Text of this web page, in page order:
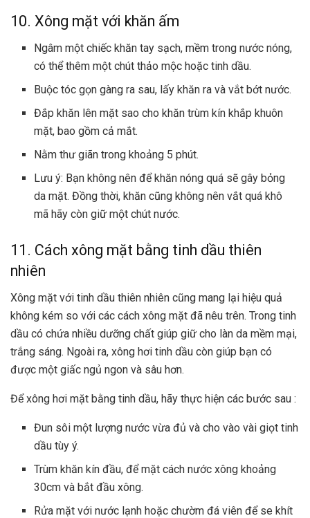
10. Xông mặt với khăn ấm
Ngâm một chiếc khăn tay sạch, mềm trong nước nóng,
có thể thêm một chút thảo mộc hoặc tinh dầu.
Buộc tóc gọn gàng ra sau, lấy khăn ra và vắt bớt nước.
Đắp khăn lên mặt sao cho khăn trùm kín khắp khuôn
mặt, bao gồm cả mắt.
Nằm thư giãn trong khoảng 5 phút.
Lưu ý: Bạn không nên để khăn nóng quá sẽ gây bỏng
da mặt. Đồng thời, khăn cũng không nên vắt quá khô
mã hãy còn giữ một chút nước.
11. Cách xông mặt bằng tinh dầu thiên
nhiên
Xông mặt với tinh dầu thiên nhiên cũng mang lại hiệu quả
không kém so với các cách xông mặt đã nêu trên. Trong tinh
dầu có chứa nhiều dưỡng chất giúp giữ cho làn da mềm mại,
trắng sáng. Ngoài ra, xông hơi tinh dầu còn giúp bạn có
được một giấc ngủ ngon và sâu hơn.
Để xông hơi mặt bằng tinh dầu, hãy thực hiện các bước sau :
Đun sôi một lượng nước vừa đủ và cho vào vài giọt tinh
dầu tùy ý.
Trùm khăn kín đầu, để mặt cách nước xông khoảng
30cm và bắt đầu xông.
Rửa mặt với nước lạnh hoặc chườm đá viên để se khít